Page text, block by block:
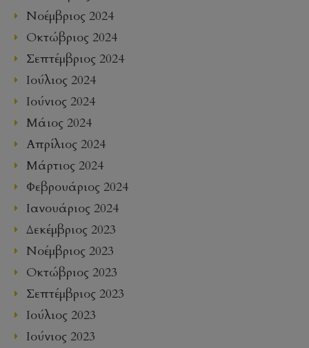
Νοέμβριος 2024
Οκτώβριος 2024
Σεπτέμβριος 2024
Ιούλιος 2024
Ιούνιος 2024
Μάιος 2024
Απρίλιος 2024
Μάρτιος 2024
Φεβρουάριος 2024
Ιανουάριος 2024
Δεκέμβριος 2023
Νοέμβριος 2023
Οκτώβριος 2023
Σεπτέμβριος 2023
Ιούλιος 2023
Ιούνιος 2023